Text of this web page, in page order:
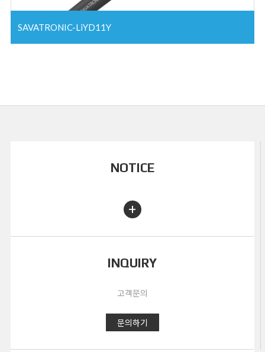
SAVATRONIC-LiYD11Y
NOTICE
+
INQUIRY
고객문의
문의하기